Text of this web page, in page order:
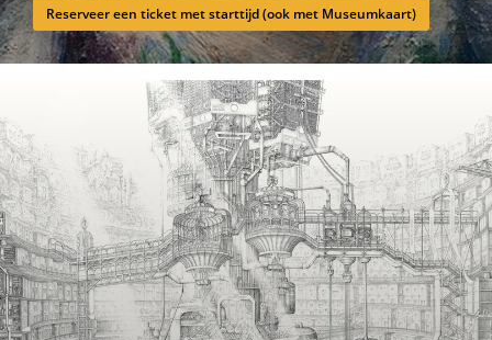
Reserveer een ticket met starttijd (ook met Museumkaart)